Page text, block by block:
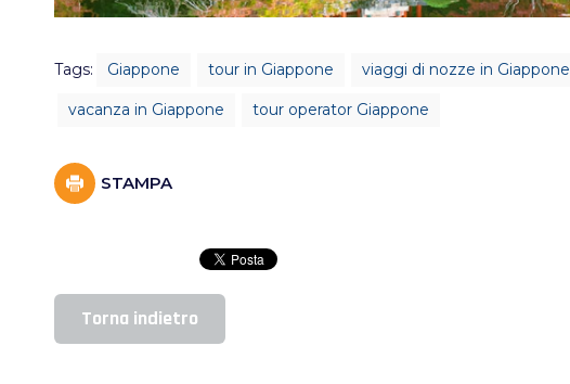
Tags: Giappone tour in Giappone viaggi di nozze in Giappone
vacanza in Giappone tour operator Giappone
STAMPA
Torna indietro